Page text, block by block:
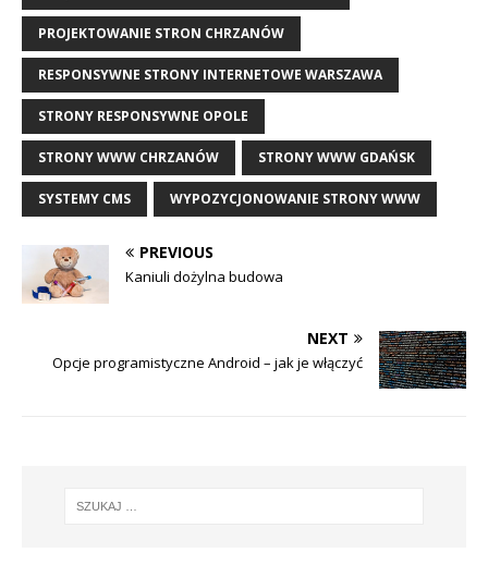
PROJEKTOWANIE STRON CHRZANÓW
RESPONSYWNE STRONY INTERNETOWE WARSZAWA
STRONY RESPONSYWNE OPOLE
STRONY WWW CHRZANÓW STRONY WWW GDAŃSK
SYSTEMY CMS WYPOZYCJONOWANIE STRONY WWW
PREVIOUS
Kaniuli dożylna budowa
NEXT
Opcje programistyczne Android – jak je włączyć